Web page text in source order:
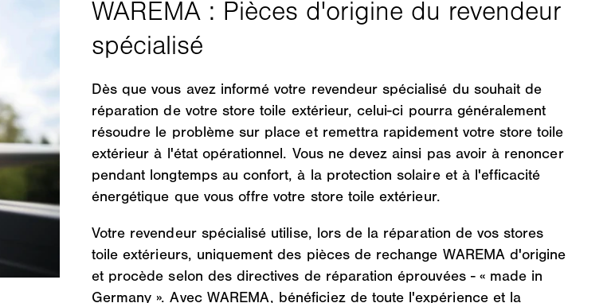
Dès que vous avez informé votre revendeur spécialisé du souhait de
réparation de votre store toile extérieur, celui-ci pourra généralement
résoudre le problème sur place et remettra rapidement votre store toile
extérieur à l'état opérationnel. Vous ne devez ainsi pas avoir à renoncer
pendant longtemps au confort, à la protection solaire et à l'efficacité
énergétique que vous offre votre store toile extérieur.
Votre revendeur spécialisé utilise, lors de la réparation de vos stores
toile extérieurs, uniquement des pièces de rechange WAREMA d'origine
et procède selon des directives de réparation éprouvées - « made in
Germany ». Avec WAREMA, bénéficiez de toute l'expérience et la